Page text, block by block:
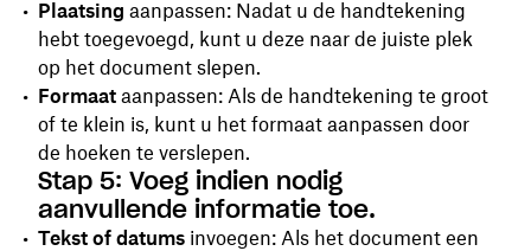
Plaatsing aanpassen: Nadat u de handtekening
hebt toegevoegd, kunt u deze naar de juiste plek
op het document slepen.
Formaat aanpassen: Als de handtekening te groot
of te klein is, kunt u het formaat aanpassen door
de hoeken te verslepen.
Stap 5: Voeg indien nodig
aanvullende informatie toe.
Tekst of datums invoegen: Als het document een